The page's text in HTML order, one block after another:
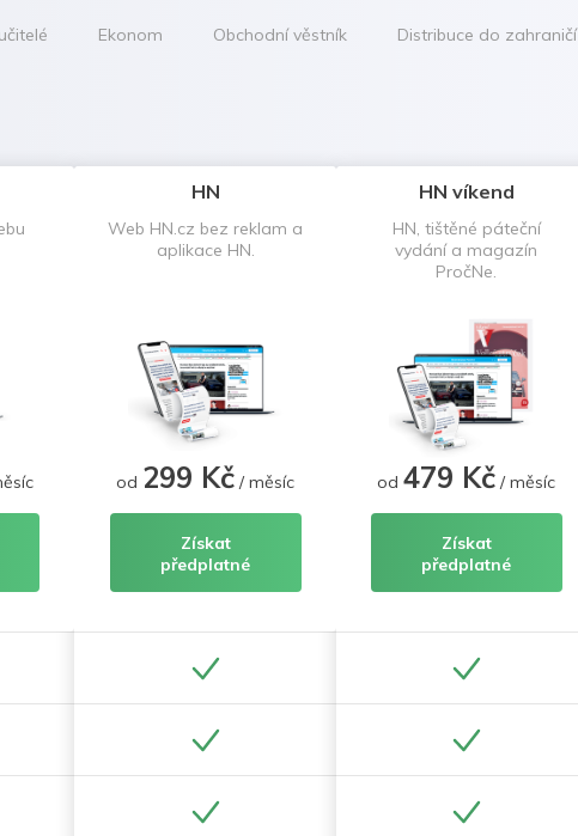
Ekonom Obchodní věstník Distribuce do zahraničí
HN
Web HN.cz bez reklam a
aplikace HN.
od 299 Kč / měsíc
Získat
předplatné
HN víkend
HN, tištěné páteční
vydání a magazín
PročNe.
od479 Kč / měsíc
Získat
předplatné